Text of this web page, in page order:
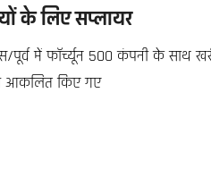
के लिए सप्लायर
पूर्व में फॉर्च्यून 500 कंपनी के साथ
आकलित किए गए